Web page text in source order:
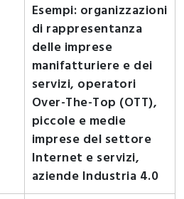
Esempi: organizzazioni
di rappresentanza
delle imprese
manifatturiere e dei
servizi, operatori
Over-The-Top (OTT),
piccole e medie
imprese del settore
Internet e servizi,
aziende Industria 4.0